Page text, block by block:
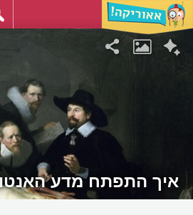
איך התפתח מדע